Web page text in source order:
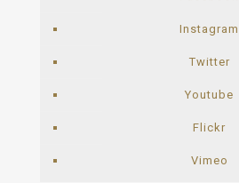
Instagram
Twitter
Youtube
Flickr
Vimeo